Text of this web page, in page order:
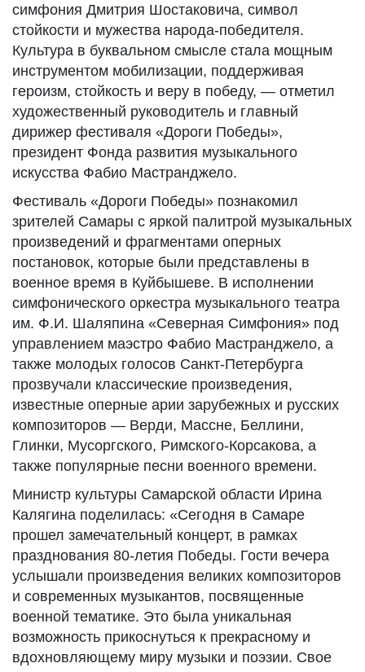
симфония Дмитрия Шостаковича, символ
стойкости и мужества народа-победителя.
Культура в буквальном смысле стала мощным
инструментом мобилизации, поддерживая
героизм, стойкость и веру в победу, — отметил
художественный руководитель и главный
дирижер фестиваля «Дороги Победы»,
президент Фонда развития музыкального
искусства Фабио Мастранджело.
Фестиваль «Дороги Победы» познакомил
зрителей Самары с яркой палитрой музыкальных
произведений и фрагментами оперных
постановок, которые были представлены в
военное время в Куйбышеве. В исполнении
симфонического оркестра музыкального театра
им. Ф.И. Шаляпина «Северная Симфония» под
управлением маэстро Фабио Мастранджело, а
также молодых голосов Санкт-Петербурга
прозвучали классические произведения,
известные оперные арии зарубежных и русских
композиторов — Верди, Массне, Беллини,
Глинки, Мусоргского, Римского-Корсакова, а
также популярные песни военного времени.
Министр культуры Самарской области Ирина
Калягина поделилась: «Сегодня в Самаре
прошел замечательный концерт, в рамках
празднования 80-летия Победы. Гости вечера
услышали произведения великих композиторов
и современных музыкантов, посвященные
военной тематике. Это была уникальная
возможность прикоснуться к прекрасному и
вдохновляющему миру музыки и поэзии. Свое